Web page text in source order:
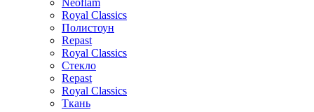
Neoflam
Royal Classics
Полистоун
Repast
Royal Classics
Стекло
Repast
Royal Classics
Ткань